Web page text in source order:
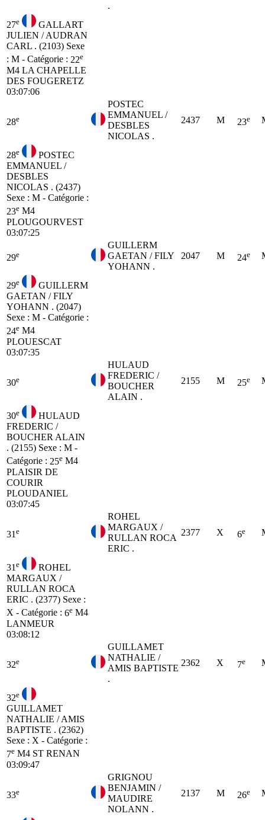
.
27e
GALLART
JULIEN / AUDRAN
CARL . (2103) Sexe
: M - Catégorie : 22e
M4 LA CHAPELLE
DES FOUGERETZ
03:07:06
28e
POSTEC
EMMANUEL /
DESBLES
NICOLAS .
2437 M 23e
28e
POSTEC
EMMANUEL /
DESBLES
NICOLAS . (2437)
Sexe : M - Catégorie :
23e M4
PLOUGOURVEST
03:07:25
29e
GUILLERM
GAETAN / FILY
YOHANN .
2047 M 24e
29e
GUILLERM
GAETAN / FILY
YOHANN . (2047)
Sexe : M - Catégorie :
24e M4
PLOUESCAT
03:07:35
30e
HULAUD
FREDERIC /
BOUCHER
ALAIN .
2155 M 25e
30e
HULAUD
FREDERIC /
BOUCHER ALAIN
. (2155) Sexe : M -
Catégorie : 25e M4
PLAISIR DE
COURIR
PLOUDANIEL
03:07:45
31 e
ROHEL
MARGAUX /
RULLAN ROCA
ERIC .
2377 X 6e
31 e
ROHEL
MARGAUX /
RULLAN ROCA
ERIC . (2377) Sexe :
X - Catégorie : 6e M4
LANMEUR
03:08:12
32e
GUILLAMET
NATHALIE /
AMIS BAPTISTE
.
2362 X 7e
32e
GUILLAMET
NATHALIE / AMIS
BAPTISTE . (2362)
Sexe : X - Catégorie :
7e M4 ST RENAN
03:09:47
33e
GRIGNOU
BENJAMIN /
MAUDIRE
NOLANN .
2137 M 26e